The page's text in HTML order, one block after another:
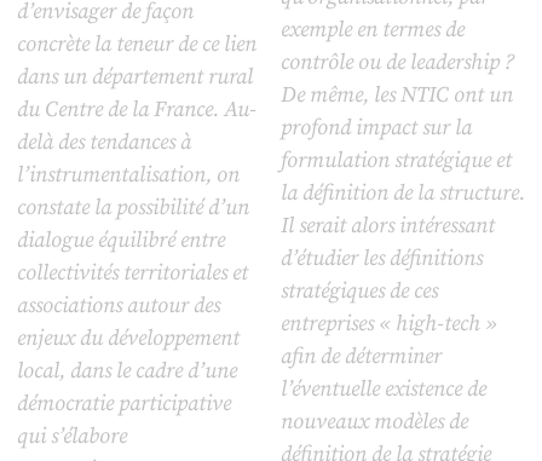
d’envisager de façon
concrète la teneur de ce lien
dans un département rural
du Centre de la France. Au-
delà des tendances à
l’instrumentalisation, on
constate la possibilité d’un
dialogue équilibré entre
collectivités territoriales et
associations autour des
enjeux du développement
local, dans le cadre d’une
démocratie participative
qui s’élabore
exemple en termes de
contrôle ou de leadership ?
De même, les NTIC ont un
profond impact sur la
formulation stratégique et
la définition de la structure.
Il serait alors intéressant
d’étudier les définitions
stratégiques de ces
entreprises « high-tech »
afin de déterminer
l’éventuelle existence de
nouveaux modèles de
définition de la stratégie